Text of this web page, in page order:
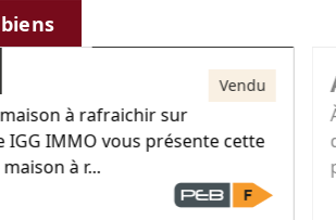
Vendu
à rafraichir sur
IGG IMMO vous présente cette
à r...